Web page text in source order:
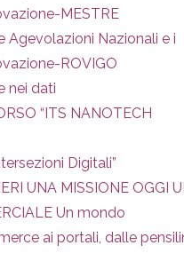
MESTRE
Agevolazioni Nazionali e i
ROVIGO
nei dati
“ITS NANOTECH
Digitali”
UNA MISSIONE OGGI
Un mondo
ai portali, dalle